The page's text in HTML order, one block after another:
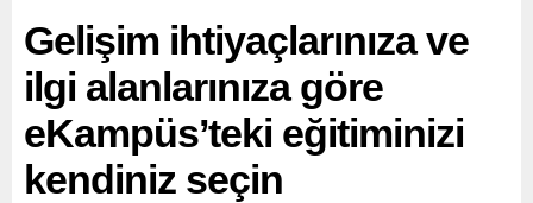
Gelişim ihtiyaçlarınıza ve
ilgi alanlarınıza göre
eKampüs’teki eğitiminizi
kendiniz seçin